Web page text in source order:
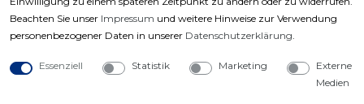
Beachten Sie unser Impressum und weitere Hinweise zur Verwendung
personenbezogener Daten in unserer Daten­schutz­erklärung.
Essenziell Statistik Marketing
Externe
Medien